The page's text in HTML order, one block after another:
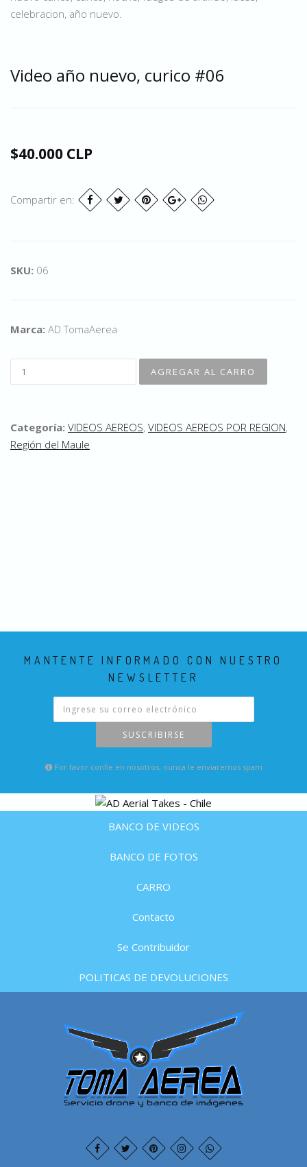
celebracion, año nuevo.
Video año nuevo, curico #06
$40.000 CLP
Compartir en:
SKU: 06
Marca: AD TomaAerea
Categoría: VIDEOS AEREOS, VIDEOS AEREOS POR REGION,
Región del Maule
MANTENTE INFORMADO CON NUESTRO
NEWSLETTER
SUSCRIBIRSE
Por favor confie en nosotros, nunca le enviaremos spam
BANCO DE VIDEOS
BANCO DE FOTOS
CARRO
Contacto
Se Contribuidor
POLITICAS DE DEVOLUCIONES